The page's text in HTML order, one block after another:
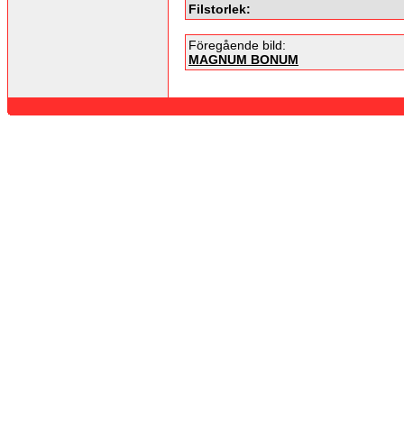
Filstorlek:
Föregående bild:
MAGNUM BONUM